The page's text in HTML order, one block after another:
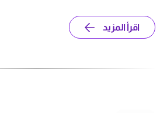
اقرأ المزيد